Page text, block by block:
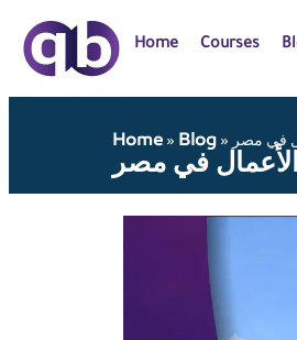
Home Courses
Home » Blog » في مصر
في مصر